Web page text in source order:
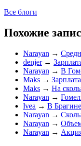
Все блоги
Похожие
Narayan →
denjer→
Narayan → В
Maks →
Maks → На
Narayan →
lvea → В
Narayan →
Narayan →
Narayan →